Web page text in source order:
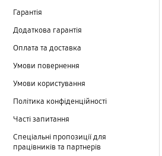
Гарантія
Додаткова гарантія
Оплата та доставка
Умови повернення
Умови користування
Політика конфіденційності
Часті запитання
Спеціальні пропозиції для
працівників та партнерів